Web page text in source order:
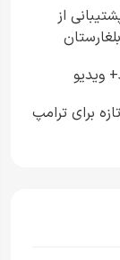
از
ویدیو
برای ترامپ